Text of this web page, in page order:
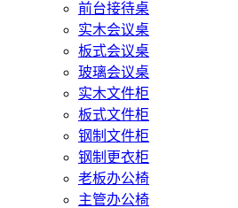
前台接待桌
实木会议桌
板式会议桌
玻璃会议桌
实木文件柜
板式文件柜
钢制文件柜
钢制更衣柜
老板办公椅
主管办公椅